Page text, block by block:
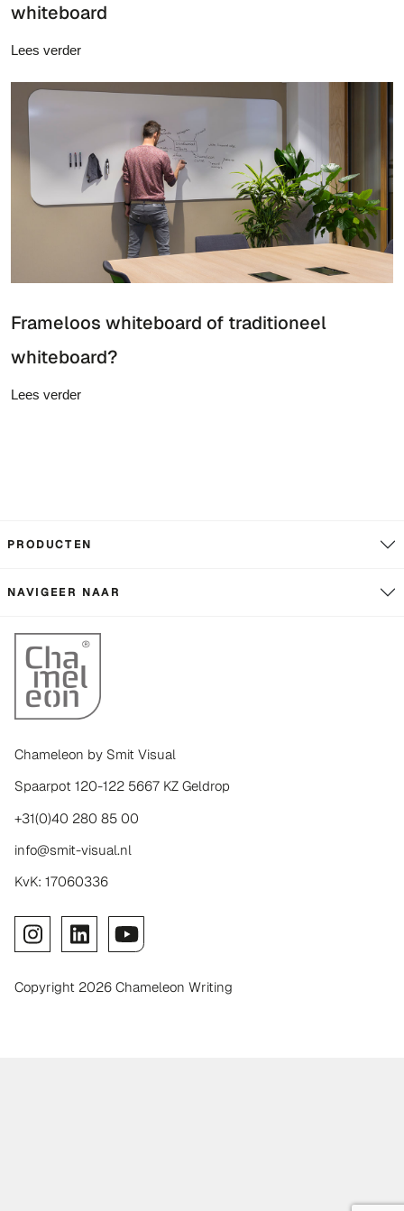
whiteboard
Lees verder
Frameloos whiteboard of traditioneel
whiteboard?
Lees verder
PRODUCTEN
NAVIGEER NAAR
Chameleon by Smit Visual
Spaarpot 120-122 5667 KZ Geldrop
+31(0)40 280 85 00
info@smit-visual.nl
KvK: 17060336
Copyright 2026 Chameleon Writing